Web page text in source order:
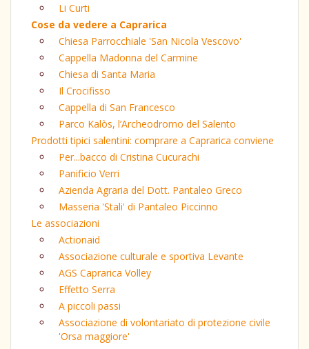
Li Curti
Cose da vedere a Caprarica
Chiesa Parrocchiale 'San Nicola Vescovo'
Cappella Madonna del Carmine
Chiesa di Santa Maria
Il Crocifisso
Cappella di San Francesco
Parco Kalòs, l’Archeodromo del Salento
Prodotti tipici salentini: comprare a Caprarica conviene
Per...bacco di Cristina Cucurachi
Panificio Verri
Azienda Agraria del Dott. Pantaleo Greco
Masseria 'Stali' di Pantaleo Piccinno
Le associazioni
Actionaid
Associazione culturale e sportiva Levante
AGS Caprarica Volley
Effetto Serra
A piccoli passi
Associazione di volontariato di protezione civile
'Orsa maggiore'